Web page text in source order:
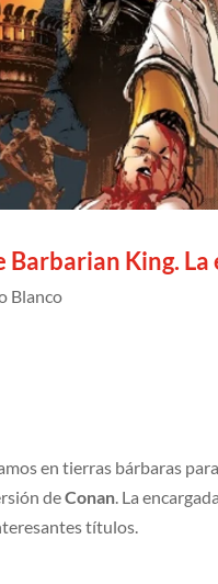
Barbarian King.
Blanco
en tierras bárbaras
deConan. La
títulos.